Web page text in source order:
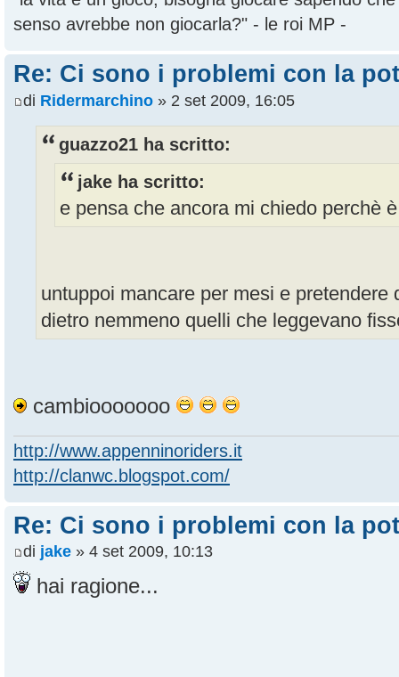
senso avrebbe non giocarla?" - le roi MP -
Re: Ci sono i problemi con la
di Ridermarchino » 2 set 2009, 16:05
guazzo21 ha scritto:
jake ha scritto:
e pensa che ancora mi chiedo perchè
untuppoi mancare per mesi e
dietro nemmeno quelli che leggevano
cambiooooooo
http://www.appenninoriders.it
http://clanwc.blogspot.com/
Re: Ci sono i problemi con la
di jake » 4 set 2009, 10:13
hai ragione...